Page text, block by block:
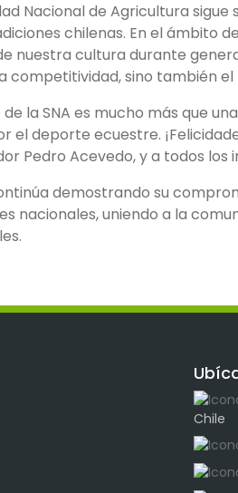
Nacional de Agricultura
chilenas. En el ámbito
nuestra cultura durante
competitividad, sino también
de la SNA es mucho más que
el deporte ecuestre.
Pedro Acevedo, y a todos
demostrando su
nacionales, uniendo a la
Chile